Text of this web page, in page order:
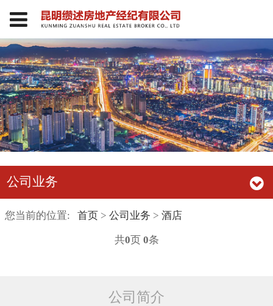
公司业务
您当前的位置:首页 >公司业务 >酒店
共0页 0条
公司简介